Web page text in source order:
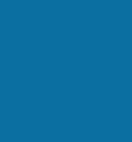
Современный рынок
теплоизоляции балкона.
выбором благодаря
показатель означает,
толщиной 1 метр при
утепления
шума на 15-25 дБ в
Пенопласт утепление